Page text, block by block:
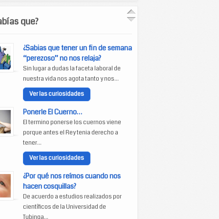
que?
¿Sabias que tener un fin de semana
“perezoso” no nos relaja?
Sin lugar a dudas la faceta laboral de
nuestra vida nos agota tanto y nos...
Ver las curiosidades
Ponerle El Cuerno…
El termino ponerse los cuernos viene
porque antes el Rey tenia derecho a
tener...
Ver las curiosidades
¿Por qué nos reímos cuando nos
hacen cosquillas?
De acuerdo a estudios realizados por
científicos de la Universidad de
Tubinga...